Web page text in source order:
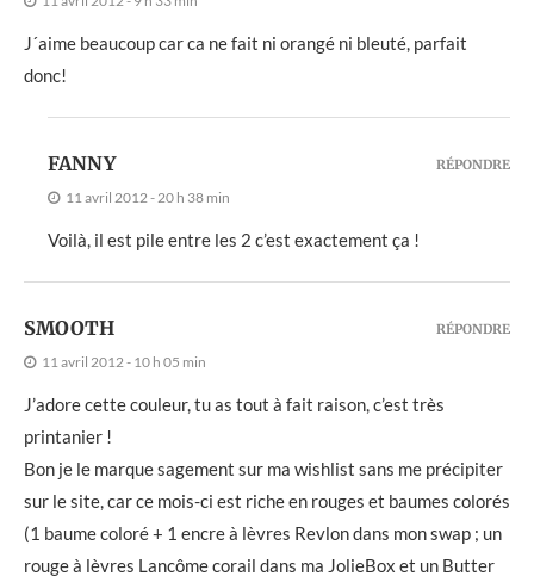
J´aime beaucoup car ca ne fait ni orangé ni bleuté, parfait
donc!
FANNY
11 avril 2012 - 20 h 38 min
Voilà, il est pile entre les 2 c’est exactement ça !
RÉPONDRE
SMOOTH
11 avril 2012 - 10 h 05 min
J’adore cette couleur, tu as tout à fait raison, c’est très
printanier !
Bon je le marque sagement sur ma wishlist sans me précipiter
sur le site, car ce mois-ci est riche en rouges et baumes colorés
(1 baume coloré + 1 encre à lèvres Revlon dans mon swap ; un
rouge à lèvres Lancôme corail dans ma JolieBox et un Butter
RÉPONDRE